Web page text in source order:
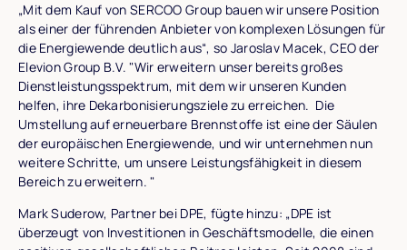
„Mit dem Kauf von SERCOO Group bauen wir unsere Position
als einer der führenden Anbieter von komplexen Lösungen für
die Energiewende deutlich aus“, so Jaroslav Macek, CEO der
Elevion Group B.V. "Wir erweitern unser bereits großes
Dienstleistungsspektrum, mit dem wir unseren Kunden
helfen, ihre Dekarbonisierungsziele zu erreichen. Die
Umstellung auf erneuerbare Brennstoffe ist eine der Säulen
der europäischen Energiewende, und wir unternehmen nun
weitere Schritte, um unsere Leistungsfähigkeit in diesem
Bereich zu erweitern. "
Mark Suderow, Partner bei DPE, fügte hinzu: „DPE ist
überzeugt von Investitionen in Geschäftsmodelle, die einen